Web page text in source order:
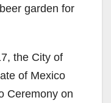
garden for
the City of
of Mexico
Ceremony on